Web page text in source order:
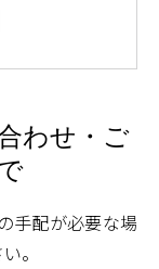
わせ・ご
手配が必要な場
。